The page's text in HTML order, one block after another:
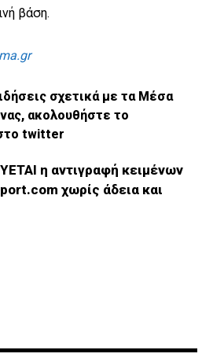
βάση.
σχετικά με τα Μέσα
ακολουθήστε το
twitter
η αντιγραφή κειμένων
χωρίς άδεια και